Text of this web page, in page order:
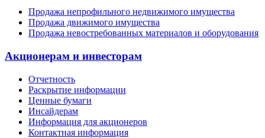
Продажа непрофильного недвижимого имущества
Продажа движимого имущества
Продажа невостребованных материалов и оборудования
Акционерам и инвесторам
Отчетность
Раскрытие информации
Ценные бумаги
Инсайдерам
Информация для акционеров
Контактная информация